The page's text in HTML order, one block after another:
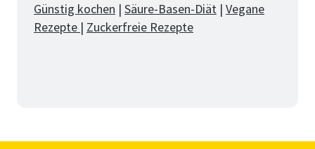
Günstig kochen | Säure-Basen-Diät | Vegane
Rezepte | Zuckerfreie Rezepte